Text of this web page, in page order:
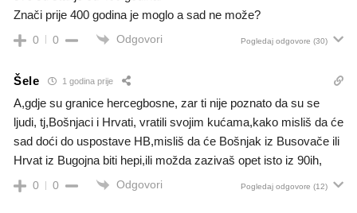
Znači prije 400 godina je moglo a sad ne može?
0 0 Odgovori Pogledaj odgovore (30)
Šele 1 godina prije
A,gdje su granice hercegbosne, zar ti nije poznato da su se
ljudi, tj,Bošnjaci i Hrvati, vratili svojim kućama,kako misliš da će
sad doći do uspostave HB,misliš da će Bošnjak iz Busovače ili
Hrvat iz Bugojna biti hepi,ili možda zazivaš opet isto iz 90ih,
0 0 Odgovori Pogledaj odgovore (12)